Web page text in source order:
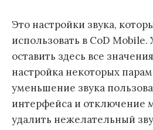
Это настройки звука,
использовать в CoD
оставить здесь все
настройка некоторых
уменьшение звука
интерфейса и отключение
удалить нежелательный